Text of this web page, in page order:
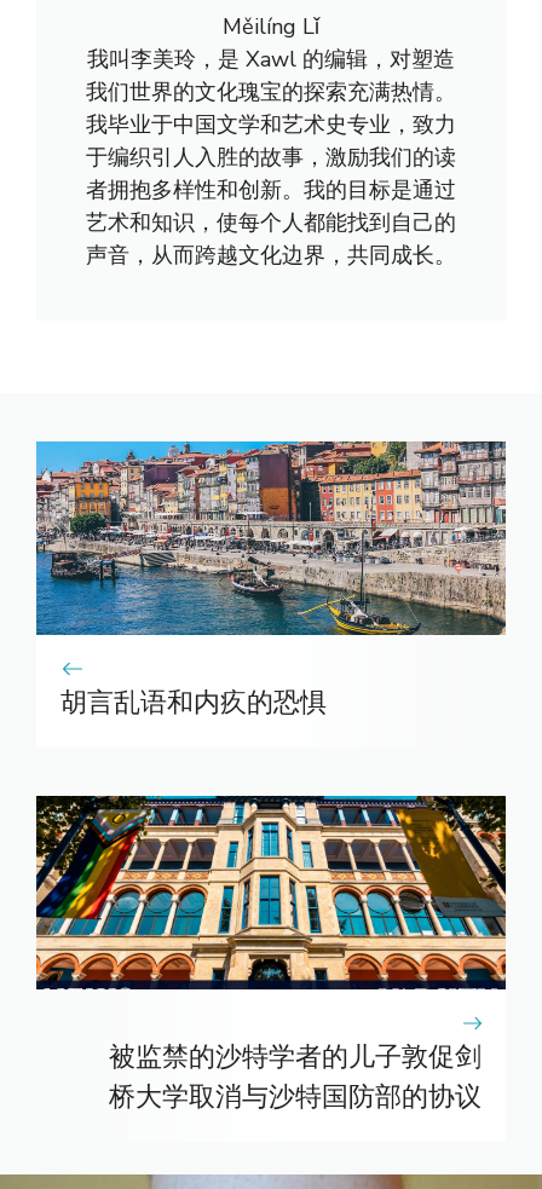
Měilíng Lǐ
我叫李美玲，是 Xawl 的编辑，对塑造
我们世界的文化瑰宝的探索充满热情。
我毕业于中国文学和艺术史专业，致力
于编织引人入胜的故事，激励我们的读
者拥抱多样性和创新。我的目标是通过
艺术和知识，使每个人都能找到自己的
声音，从而跨越文化边界，共同成长。
胡言乱语和内疚的恐惧
被监禁的沙特学者的儿子敦促剑
桥大学取消与沙特国防部的协议